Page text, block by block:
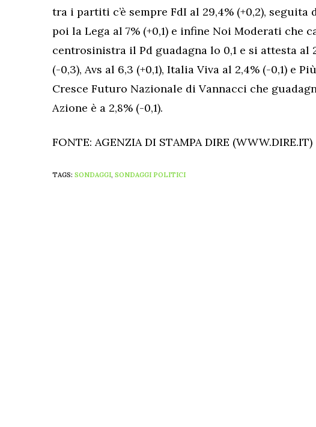
tra i partiti c’è sempre FdI al 29,4% (+0,2), seguita
poi la Lega al 7% (+0,1) e infine Noi Moderati che
centrosinistra il Pd guadagna lo 0,1 e si attesta al
(-0,3), Avs al 6,3 (+0,1), Italia Viva al 2,4% (-0,1) e
Cresce Futuro Nazionale di Vannacci che
Azione è a 2,8% (-0,1).
FONTE: AGENZIA DI STAMPA DIRE (WWW.DIRE.IT)
TAGS: SONDAGGI, SONDAGGI POLITICI